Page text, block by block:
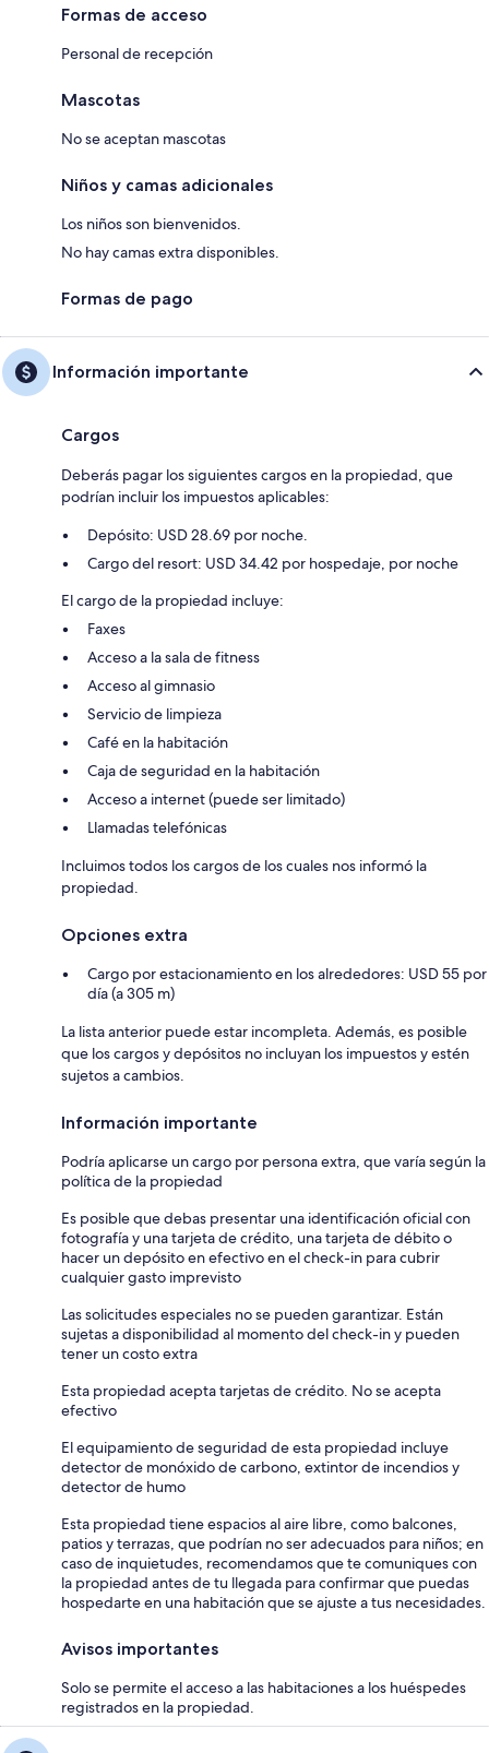
Formas de acceso
Personal de recepción
Mascotas
No se aceptan mascotas
Niños y camas adicionales
Los niños son bienvenidos.
No hay camas extra disponibles.
Formas de pago
Información importante
Cargos
Deberás pagar los siguientes cargos en la propiedad, que
podrían incluir los impuestos aplicables:
Depósito: USD 28.69 por noche.
Cargo del resort: USD 34.42 por hospedaje, por noche
El cargo de la propiedad incluye:
Faxes
Acceso a la sala de fitness
Acceso al gimnasio
Servicio de limpieza
Café en la habitación
Caja de seguridad en la habitación
Acceso a internet (puede ser limitado)
Llamadas telefónicas
Incluimos todos los cargos de los cuales nos informó la
propiedad.
Opciones extra
Cargo por estacionamiento en los alrededores: USD 55 por
día (a 305 m)
La lista anterior puede estar incompleta. Además, es posible
que los cargos y depósitos no incluyan los impuestos y estén
sujetos a cambios.
Información importante
Podría aplicarse un cargo por persona extra, que varía según la
política de la propiedad
Es posible que debas presentar una identificación oficial con
fotografía y una tarjeta de crédito, una tarjeta de débito o
hacer un depósito en efectivo en el check-in para cubrir
cualquier gasto imprevisto
Las solicitudes especiales no se pueden garantizar. Están
sujetas a disponibilidad al momento del check-in y pueden
tener un costo extra
Esta propiedad acepta tarjetas de crédito. No se acepta
efectivo
El equipamiento de seguridad de esta propiedad incluye
detector de monóxido de carbono, extintor de incendios y
detector de humo
Esta propiedad tiene espacios al aire libre, como balcones,
patios y terrazas, que podrían no ser adecuados para niños; en
caso de inquietudes, recomendamos que te comuniques con
la propiedad antes de tu llegada para confirmar que puedas
hospedarte en una habitación que se ajuste a tus necesidades.
Avisos importantes
Solo se permite el acceso a las habitaciones a los huéspedes
registrados en la propiedad.